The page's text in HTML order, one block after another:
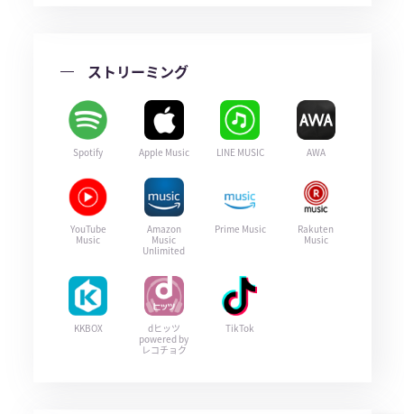
ストリーミング
Spotify Apple Music LINE MUSIC AWA
YouTube
Music
Amazon
Music
Unlimited
Prime Music
Rakuten
Music
KKBOX
dヒッツ
powered by
レコチョク
TikTok